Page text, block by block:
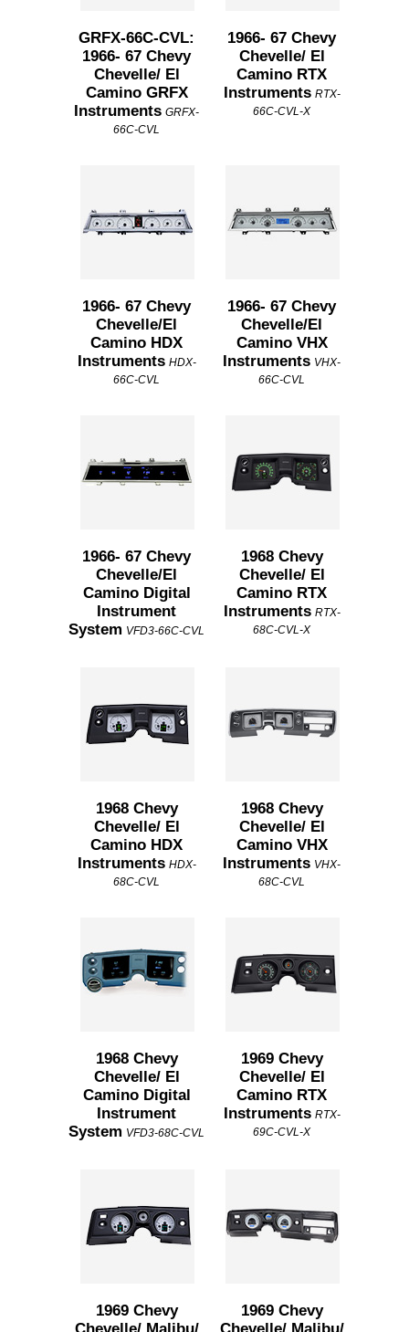
GRFX-66C-CVL:
1966- 67 Chevy
Chevelle/ El
Camino GRFX
Instruments GRFX-
66C-CVL
1966- 67 Chevy
Chevelle/ El
Camino RTX
Instruments RTX-
66C-CVL-X
1966- 67 Chevy
Chevelle/El
Camino HDX
Instruments HDX-
66C-CVL
1966- 67 Chevy
Chevelle/El
Camino VHX
Instruments VHX-
66C-CVL
1966- 67 Chevy
Chevelle/El
Camino Digital
Instrument
System VFD3-66C-CVL
1968 Chevy
Chevelle/ El
Camino RTX
Instruments RTX-
68C-CVL-X
1968 Chevy
Chevelle/ El
Camino HDX
Instruments HDX-
68C-CVL
1968 Chevy
Chevelle/ El
Camino VHX
Instruments VHX-
68C-CVL
1968 Chevy
Chevelle/ El
Camino Digital
Instrument
System VFD3-68C-CVL
1969 Chevy
Chevelle/ El
Camino RTX
Instruments RTX-
69C-CVL-X
1969 Chevy
1969 Chevy